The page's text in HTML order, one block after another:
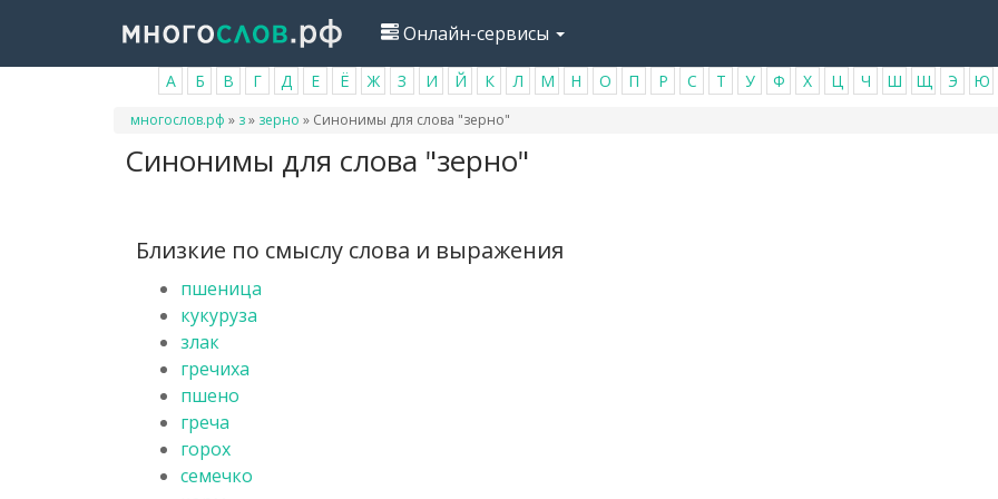
основному
Онлайн-сервисы
А Б В Г Д Е Ё Ж З И Й К Л М Н О П Р С Т У Ф Х Ц Ч Ш Щ Э Ю
Вы
многослов.рф » з» зерно » Синонимы для слова "зерно"
Синонимы для слова "зерно"
Близкие по смыслу слова и выражения
пшеница
кукуруза
злак
гречиха
пшено
греча
горох
семечко